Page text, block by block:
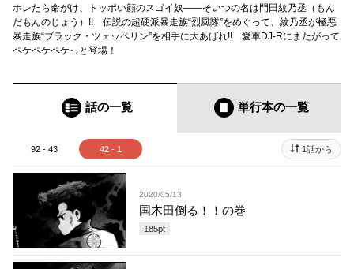
ホレたら命がけ、トッポい顔のスゴイ奴――そいつの名は門田紋乃丞（もん
だもんのじょう）!! 伝説の超硬派暴走族“烈風隊”をめぐって、紋乃丞が極悪
暴走族“ブラック・ツェッペリン”を相手に大あばれ!! 愛車DJ-Rにまたがって
ペケペケペケっと登場！
話の一覧 単行本の一覧
92 - 43 42 - 1 1話から
2020/05/13
国木田倒る！！の巻
185pt